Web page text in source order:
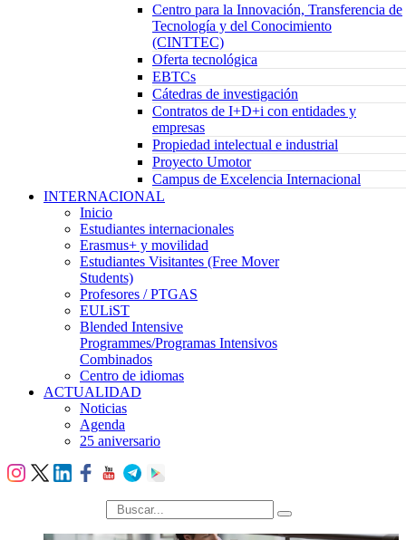
Centro para la Innovación, Transferencia de
Tecnología y del Conocimiento
(CINTTEC)
Oferta tecnológica
EBTCs
Cátedras de investigación
Contratos de I+D+i con entidades y
empresas
Propiedad intelectual e industrial
Proyecto Umotor
Campus de Excelencia Internacional
INTERNACIONAL
Inicio
Estudiantes internacionales
Erasmus+ y movilidad
Estudiantes Visitantes (Free Mover
Students)
Profesores / PTGAS
EULiST
Blended Intensive
Programmes/Programas Intensivos
Combinados
Centro de idiomas
ACTUALIDAD
Noticias
Agenda
25 aniversario
búsqueda